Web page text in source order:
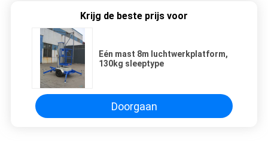
Krijg de beste prijs voor
Eén mast 8m luchtwerkplatform,
130kg sleeptype
Doorgaan